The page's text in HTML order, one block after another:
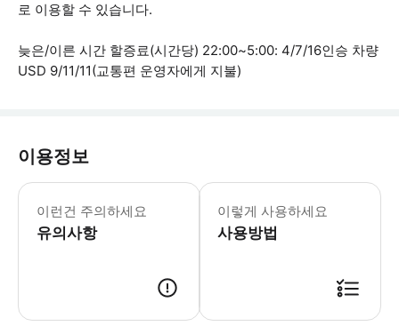
로 이용할 수 있습니다.
늦은/이른 시간 할증료(시간당) 22:00~5:00: 4/7/16인승 차량
USD 9/11/11(교통편 운영자에게 지불)
이용정보
이런건 주의하세요
유의사항
- 환승 서비스 담당자가 예약 후 24시
이렇게 사용하세요
사용방법